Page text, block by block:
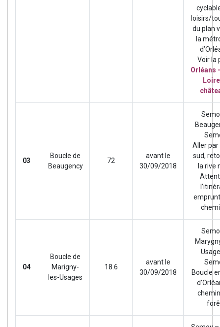
loisirs/
du plan
la
Voir la
Orléans
03
Boucle de
Beaugency
72
avant le
30/09/2018
Aller par
sud,
la rive
04
Boucle de
Marigny-
les-Usages
18.6
avant le
30/09/2018
Boucle